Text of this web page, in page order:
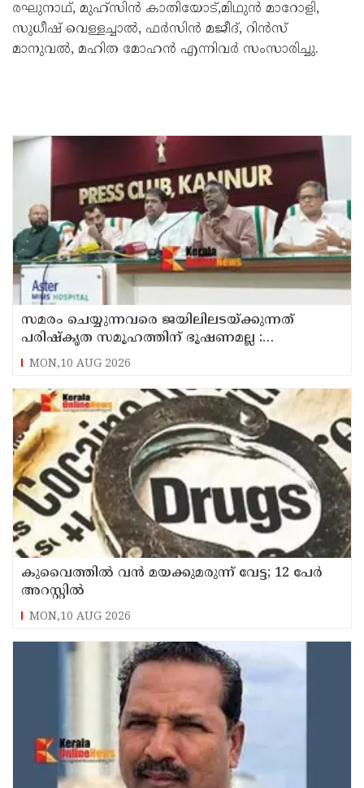
രഘുനാഥ്, മുഹ്സിൻ കാതിയോട്,മിഥുൻ മാറോളി,
സുധീഷ് വെള്ളച്ചാൽ, ഫർസിൻ മജീദ്, റിൻസ്
മാനുവൽ, മഹിത മോഹൻ എന്നിവർ സംസാരിച്ചു.
സമരം ചെയ്യുന്നവരെ ജയിലിലടയ്ക്കുന്നത്
പരിഷ്കൃത സമൂഹത്തിന് ഭൂഷണമല്ല :
അടിയന്തരമായി ആദിവാസികൾക്ക് ഭൂമി
നൽകണം : റസാഖ് പാലേരി
MON,10 AUG 2026
കുവൈത്തില്‍ വന്‍ മയക്കുമരുന്ന് വേട്ട; 12 പേര്‍
അറസ്റ്റില്‍
MON,10 AUG 2026